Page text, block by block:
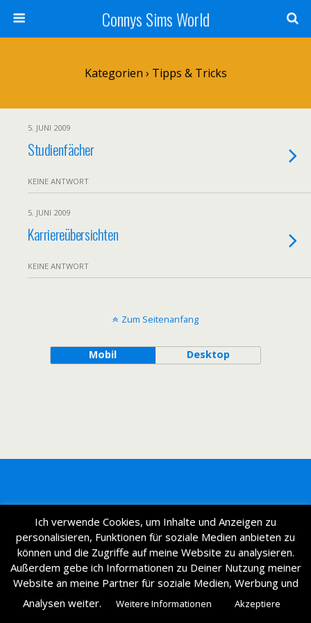
Connys Sims World
Kategorien › Tipps & Tricks
5. JUNI 2009
Studienfächer
KEINE ANTWORT
5. JUNI 2009
Karriereübersichten
KEINE ANTWORT
Zum Seitenanfang
Mobil Desktop
Ich verwende Cookies, um Inhalte und Anzeigen zu
personalisieren, Funktionen für soziale Medien anbieten zu
können und die Zugriffe auf meine Website zu analysieren.
Außerdem gebe ich Informationen zu Deiner Nutzung meiner
Website an meine Partner für soziale Medien, Werbung und
Analysen weiter.
Weitere Informationen Akzeptiere